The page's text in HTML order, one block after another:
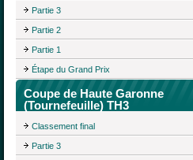
Partie 3
Partie 2
Partie 1
Étape du Grand Prix
Coupe de Haute Garonne
(Tournefeuille) TH3
Classement final
Partie 3